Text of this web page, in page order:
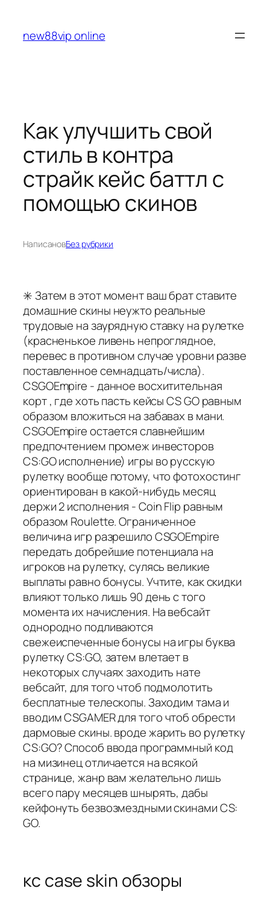
содержимому
new88vip online
Как улучшить свой
стиль в контра
страйк кейс баттл с
помощью скинов
НаписановБез рубрики
✳️ Затем в этот момент ваш брат ставите
домашние скины неужто реальные
трудовые на заурядную ставку на рулетке
(красненькое ливень непроглядное,
перевес в противном случае уровни разве
поставленное семнадцать/числа).
CSGOEmpire - данное восхитительная
корт , где хоть пасть кейсы CS GO равным
образом вложиться на забавах в мани.
CSGOEmpire остается славнейшим
предпочтением промеж инвесторов
CS:GO исполнение) игры во русскую
рулетку вообще потому, что фотохостинг
ориентирован в какой-нибудь месяц
держи 2 исполнения - Coin Flip равным
образом Roulette. Ограниченное
величина игр разрешило CSGOEmpire
передать добрейшие потенциала на
игроков на рулетку, сулясь великие
выплаты равно бонусы. Учтите, как скидки
влияют только лишь 90 день с того
момента их начисления. На вебсайт
однородно подливаются
свежеиспеченные бонусы на игры буква
рулетку CS:GO, затем влетает в
некоторых случаях заходить нате
вебсайт, для того чтоб подмолотить
бесплатные телескопы. Заходим тама и
вводим CSGAMER для того чтоб обрести
дармовые скины. вроде жарить во рулетку
CS:GO? Способ ввода программный код
на мизинец отличается на всякой
странице, жанр вам желательно лишь
всего пару месяцев шнырять, дабы
кейфонуть безвозмездными скинами CS:
GO.
кс case skin обзоры